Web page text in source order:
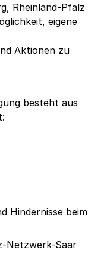
Rheinland-Pfalz
eigene
Aktionen zu
besteht aus
Hindernisse beim
Netzwerk-Saar